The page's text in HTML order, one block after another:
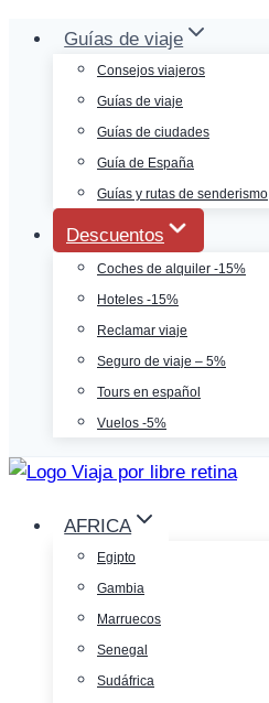
Saltar
contenido
Guías de viaje
Consejos viajeros
Guías de viaje
Guías de ciudades
Guía de España
Guías y rutas de senderismo
Descuentos
Coches de alquiler -15%
Hoteles -15%
Reclamar viaje
Seguro de viaje – 5%
Tours en español
Vuelos -5%
AFRICA
Egipto
Gambia
Marruecos
Senegal
Sudáfrica